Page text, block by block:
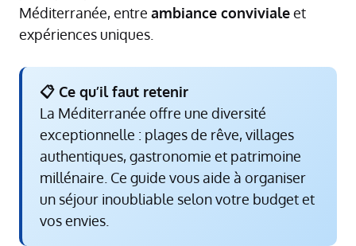
Méditerranée, entre ambiance convivialeet
expériences uniques.
📋 Ce qu’il faut retenir
La Méditerranée offre une diversité
exceptionnelle : plages de rêve, villages
authentiques, gastronomie et patrimoine
millénaire. Ce guide vous aide à organiser
un séjour inoubliable selon votre budget et
vos envies.